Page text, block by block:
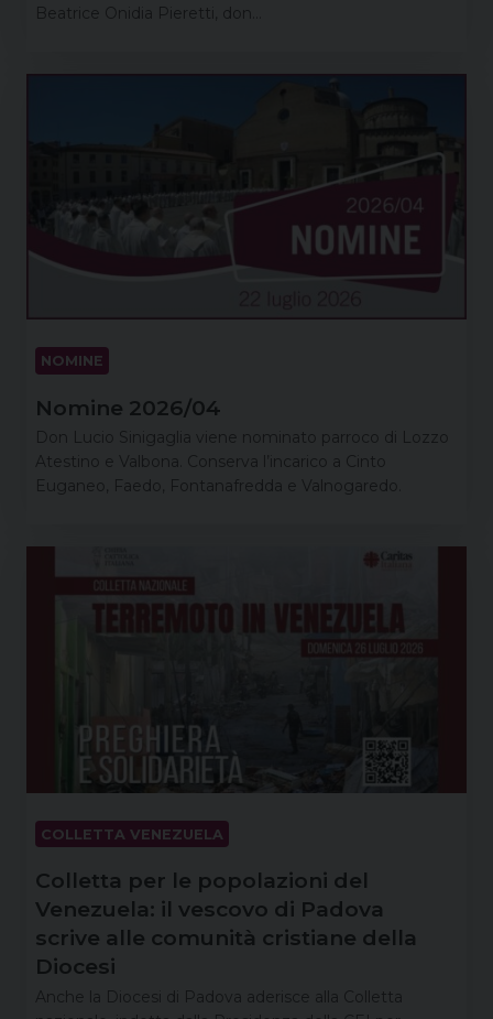
Beatrice Onidia Pieretti, don…
NOMINE
Nomine 2026/04
Don Lucio Sinigaglia viene nominato parroco di Lozzo
Atestino e Valbona. Conserva l’incarico a Cinto
Euganeo, Faedo, Fontanafredda e Valnogaredo.
COLLETTA VENEZUELA
Colletta per le popolazioni del
Venezuela: il vescovo di Padova
scrive alle comunità cristiane della
Diocesi
Anche la Diocesi di Padova aderisce alla Colletta